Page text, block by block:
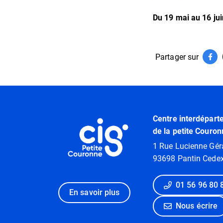
Du 19 mai au 16
Partager sur
Informations utiles
En savoir plus
Centre
de la petite
1 Rue Lucienne
93698 Pantin
01 56 96 80
Nous écrire